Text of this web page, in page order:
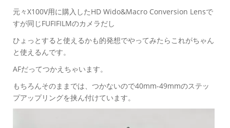
元々X100V用に購入したHD Wido&Macro Conversion Lensで
すが同じFUFIFILMのカメラだし
ひょっとすると使えるかも的発想でやってみたらこれがちゃん
と使えるんです。
AFだってつかえちゃいます。
もちろんそのままでは、つかないので40mm-49mmのステッ
プアップリングを挟ん付けています。